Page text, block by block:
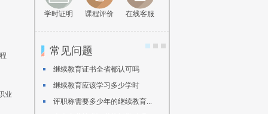
业
学时证明 课程评价 在线客服
常见问题
继续教育证书全省都认可吗
继续教育应该学习多少学时
评职称需要多少年的继续教育...